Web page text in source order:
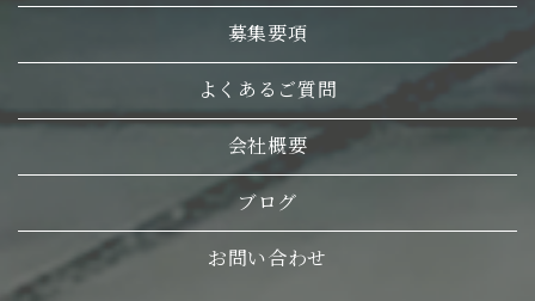
募集要項
よくあるご質問
会社概要
ブログ
お問い合わせ